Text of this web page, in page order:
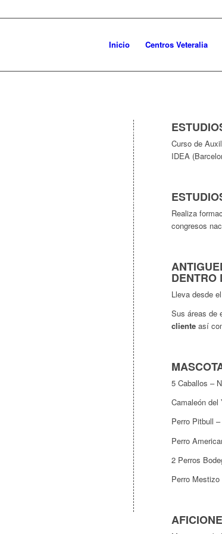
Inicio Centros Veteralia
Curso de
IDEA
Realiza
congresos
DENTRO
Lleva desde
Sus áreas de
cliente así
5 Caballos –
Camaleón del
Perro Pitbull
Perro
2 Perros
Perro